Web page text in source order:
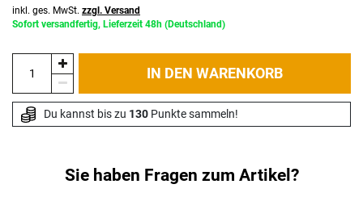
inkl. ges. MwSt. zzgl. Versand
Sofort versandfertig, Lieferzeit 48h (Deutschland)
IN DEN WARENKORB
Du kannst bis zu 130 Punkte sammeln!
Sie haben Fragen zum Artikel?